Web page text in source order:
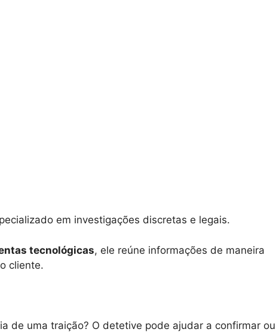
em investigações discretas e legais.
tecnológicas, ele reúne informações de maneira
cliente.
de uma traição? O detetive pode ajudar a confirmar ou